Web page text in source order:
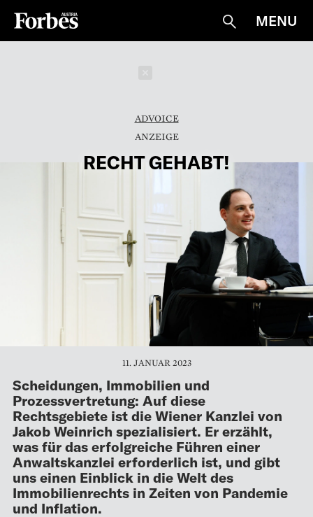
Suche
MENU
ADVOICE
RECHT GEHABT!
11. JANUAR 2023
Scheidungen, Immobilien und
Prozessvertretung: Auf diese
Rechtsgebiete ist die Wiener Kanzlei von
Jakob Weinrich spezialisiert. Er erzählt,
was für das erfolgreiche Führen einer
Anwaltskanzlei erforderlich ist, und gibt
uns einen Einblick in die Welt des
Immobilienrechts in Zeiten von Pandemie
und Inflation.